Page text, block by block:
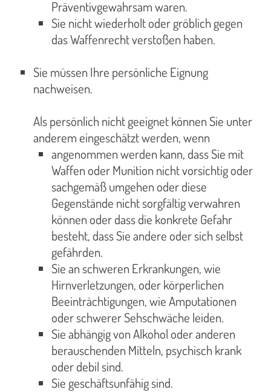
Präventivgewahrsam waren.
Sie nicht wiederholt oder gröblich gegen
das Waffenrecht verstoßen haben.
Sie müssen Ihre persönliche Eignung
nachweisen.
Als persönlich nicht geeignet können Sie unter
anderem eingeschätzt werden, wenn
angenommen werden kann, dass Sie mit
Waffen oder Munition nicht vorsichtig oder
sachgemäß umgehen oder diese
Gegenstände nicht sorgfältig verwahren
können oder dass die konkrete Gefahr
besteht, dass Sie andere oder sich selbst
gefährden.
Sie an schweren Erkrankungen, wie
Hirnverletzungen, oder körperlichen
Beeinträchtigungen, wie Amputationen
oder schwerer Sehschwäche leiden.
Sie abhängig von Alkohol oder anderen
berauschenden Mitteln, psychisch krank
oder debil sind.
Sie geschäftsunfähig sind.